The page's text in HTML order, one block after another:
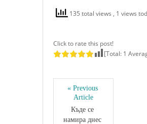
135 total views , 1 views
Click to rate this post!
[Total: 1
« Previous
Article
Къде се
намира днес